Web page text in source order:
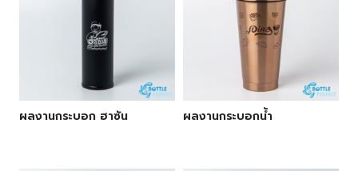
ผลงานกระบอก ฮาซัน ผลงานกระบอกน้ำ